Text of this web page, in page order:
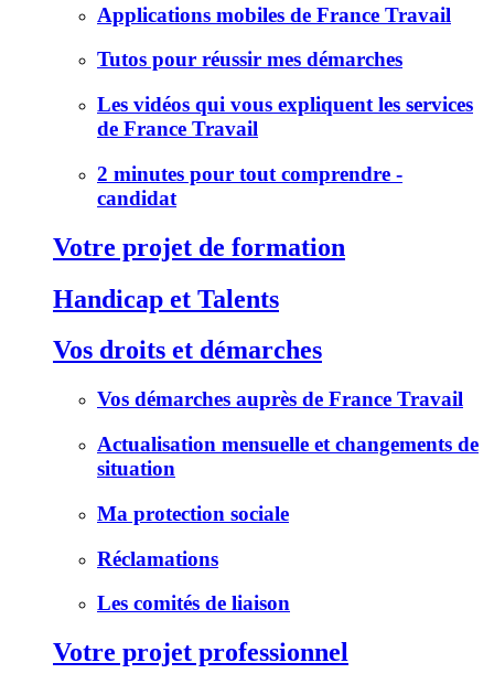
Applications mobiles de France Travail
Tutos pour réussir mes démarches
Les vidéos qui vous expliquent les services
de France Travail
2 minutes pour tout comprendre -
candidat
Votre projet de formation
Handicap et Talents
Vos droits et démarches
Vos démarches auprès de France Travail
Actualisation mensuelle et changements de
situation
Ma protection sociale
Réclamations
Les comités de liaison
Votre projet professionnel